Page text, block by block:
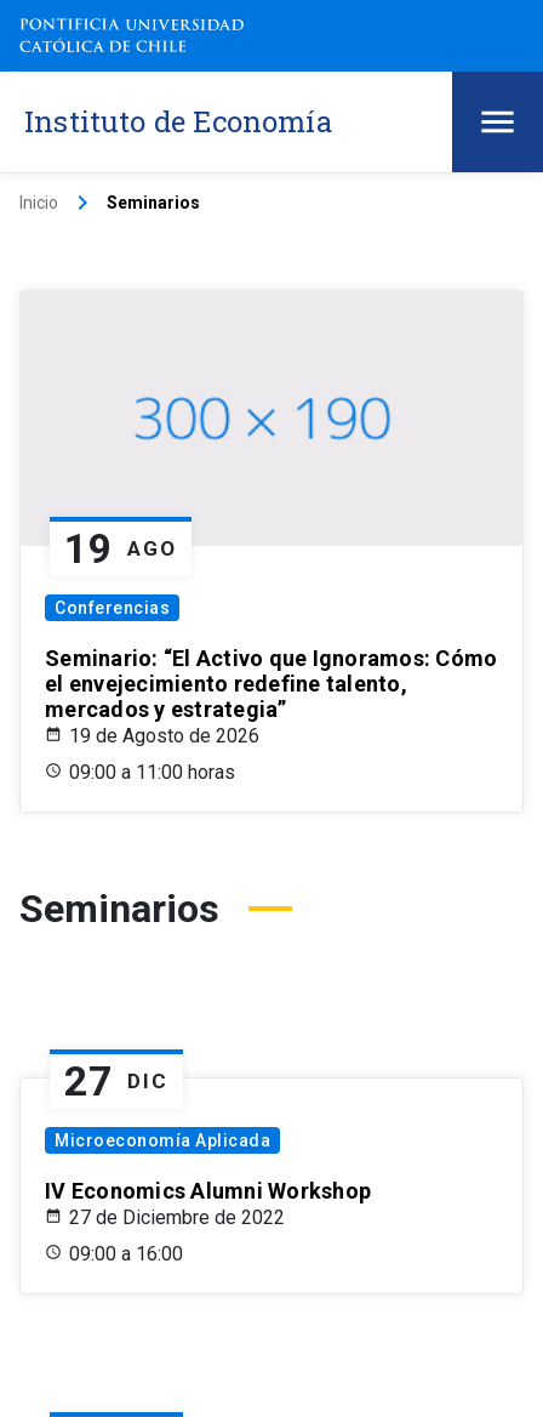
Instituto de Economía
Inicio keyboard_arrow_right Seminarios
19 AGO
Conferencias
Seminario: “El Activo que Ignoramos: Cómo
el envejecimiento redefine talento,
mercados y estrategia”
19 de Agosto de 2026
09:00 a 11:00 horas
Seminarios
27 DIC
Microeconomía Aplicada
IV Economics Alumni Workshop
27 de Diciembre de 2022
09:00 a 16:00